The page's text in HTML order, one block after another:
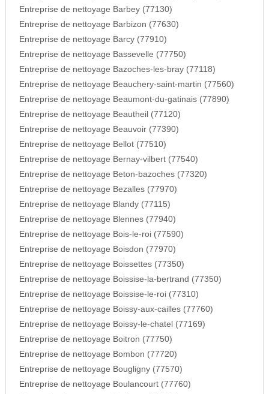
Entreprise de nettoyage Barbey (77130)
Entreprise de nettoyage Barbizon (77630)
Entreprise de nettoyage Barcy (77910)
Entreprise de nettoyage Bassevelle (77750)
Entreprise de nettoyage Bazoches-les-bray (77118)
Entreprise de nettoyage Beauchery-saint-martin (77560)
Entreprise de nettoyage Beaumont-du-gatinais (77890)
Entreprise de nettoyage Beautheil (77120)
Entreprise de nettoyage Beauvoir (77390)
Entreprise de nettoyage Bellot (77510)
Entreprise de nettoyage Bernay-vilbert (77540)
Entreprise de nettoyage Beton-bazoches (77320)
Entreprise de nettoyage Bezalles (77970)
Entreprise de nettoyage Blandy (77115)
Entreprise de nettoyage Blennes (77940)
Entreprise de nettoyage Bois-le-roi (77590)
Entreprise de nettoyage Boisdon (77970)
Entreprise de nettoyage Boissettes (77350)
Entreprise de nettoyage Boissise-la-bertrand (77350)
Entreprise de nettoyage Boissise-le-roi (77310)
Entreprise de nettoyage Boissy-aux-cailles (77760)
Entreprise de nettoyage Boissy-le-chatel (77169)
Entreprise de nettoyage Boitron (77750)
Entreprise de nettoyage Bombon (77720)
Entreprise de nettoyage Bougligny (77570)
Entreprise de nettoyage Boulancourt (77760)